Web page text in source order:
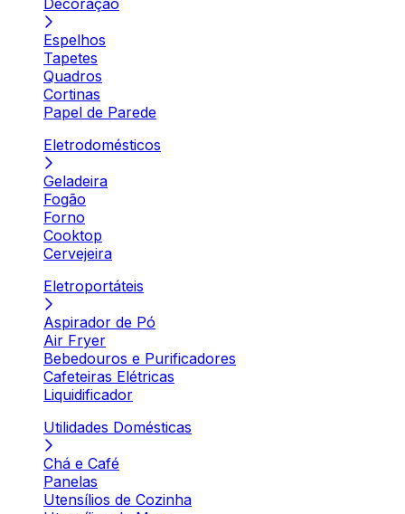
Decoração
Espelhos
Tapetes
Quadros
Cortinas
Papel de Parede
Eletrodomésticos
Geladeira
Fogão
Forno
Cooktop
Cervejeira
Eletroportáteis
Aspirador de Pó
Air Fryer
Bebedouros e Purificadores
Cafeteiras Elétricas
Liquidificador
Utilidades Domésticas
Chá e Café
Panelas
Utensílios de Cozinha